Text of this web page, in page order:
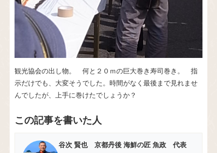
観光協会の出し物。 何と２０ｍの巨大巻き寿司巻き。 指
示だけでも、大変そうでした。時間がなく最後まで見れませ
んでしたが、上手に巻けたでしょうか？
この記事を書いた人
谷次 賢也 京都丹後 海鮮の匠 魚政 代表